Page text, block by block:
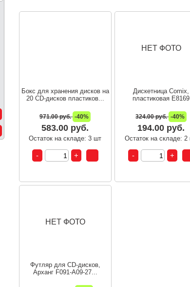
Бокс для хранения дисков на
20 CD-дисков пластиков...
971.00 руб. -40%
583.00 руб.
Остаток на складе: 3 шт
НЕТ ФОТО
Дискетница Comix,
пластиковая Е8169
324.00 руб. -40%
194.00 руб.
Остаток на складе: 2
НЕТ ФОТО
Футляр для CD-дисков,
Арханг F091-A09-27...